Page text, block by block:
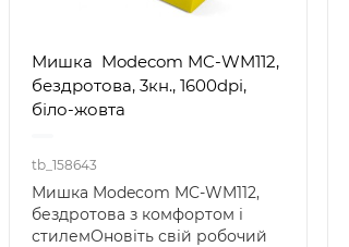
Мишка Modecom MC-WM112,
бездротова, 3кн., 1600dpi,
біло-жовта
tb_158643
Мишка Modecom MC-WM112,
бездротова з комфортом і
стилемОновіть свій робочий